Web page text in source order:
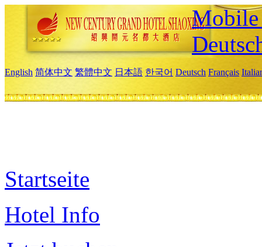
Mobile
English 简体中文 繁體中文 日本語 한국어 Deutsch Français
Startseite
Hotel Info